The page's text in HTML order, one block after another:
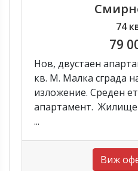
74
79
Нов, двустаен
кв. М. Малка сграда
изложение. Среден
апартамент.
...
Виж